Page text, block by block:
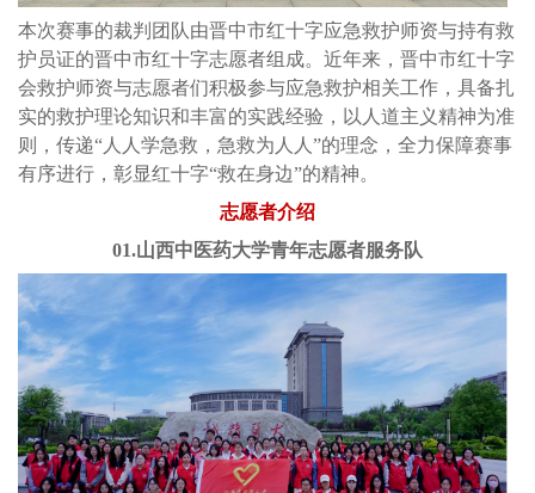
本次赛事的裁判团队由晋中市红十字应急救护师资与持有救
护员证的晋中市红十字志愿者组成。近年来，晋中市红十字
会救护师资与志愿者们积极参与应急救护相关工作，具备扎
实的救护理论知识和丰富的实践经验，以人道主义精神为准
则，传递“人人学急救，急救为人人”的理念，全力保障赛事
有序进行，彰显红十字“救在身边”的精神。
志愿者介绍
01.山西中医药大学青年志愿者服务队